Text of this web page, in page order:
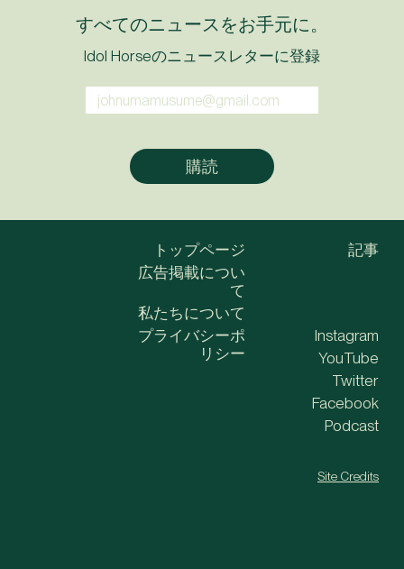
すべてのニュースをお手元に。
Idol Horseのニュースレターに登録
トップページ
広告掲載につい
て
私たちについて
記事
プライバシーポ
リシー
Instagram
YouTube
Twitter
Facebook
Podcast
Site Credits